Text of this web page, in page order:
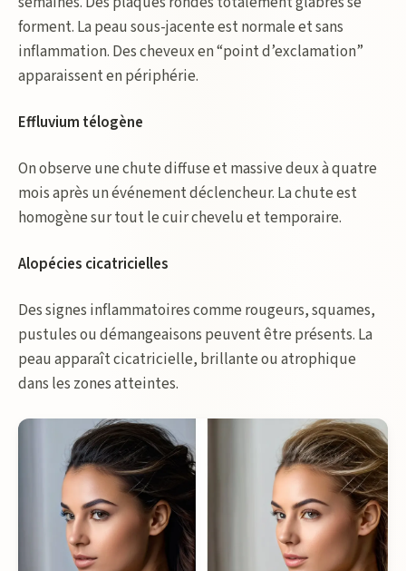
forment. La peau sous-jacente est normale et sans
inflammation. Des cheveux en “point d’exclamation”
apparaissent en périphérie.
Effluvium télogène
On observe une chute diffuse et massive deux à quatre
mois après un événement déclencheur. La chute est
homogène sur tout le cuir chevelu et temporaire.
Alopécies cicatricielles
Des signes inflammatoires comme rougeurs, squames,
pustules ou démangeaisons peuvent être présents. La
peau apparaît cicatricielle, brillante ou atrophique
dans les zones atteintes.